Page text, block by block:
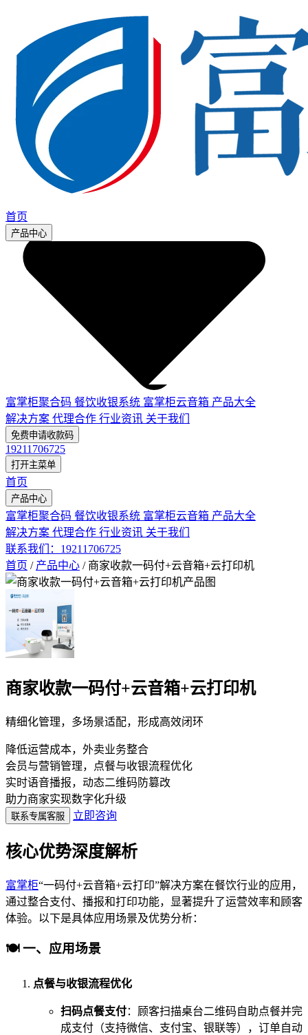
首页
产品中心
富掌柜聚合码 餐饮收银系统 富掌柜云音箱 产品大全
解决方案 代理合作 行业资讯 关于我们
免费申请收款码
19211706725
打开主菜单
首页
产品中心
富掌柜聚合码 餐饮收银系统 富掌柜云音箱 产品大全
解决方案 代理合作 行业资讯 关于我们
联系我们：19211706725
首页 / 产品中心 / 商家收款一码付+云音箱+云打印机
商家收款一码付+云音箱+云打印机
精细化管理，多场景适配，形成高效闭环
降低运营成本，外卖业务整合
会员与营销管理，点餐与收银流程优化
实时语音播报，动态二维码防篡改
助力商家实现数字化升级
联系专属客服 立即咨询
核心优势深度解析
富掌柜“一码付+云音箱+云打印”解决方案在餐饮行业的应用，
通过整合支付、播报和打印功能，显著提升了运营效率和顾客
体验。以下是具体应用场景及优势分析：
🍽️ 一、应用场景
点餐与收银流程优化
扫码点餐支付：顾客扫描桌台二维码自助点餐并完
成支付（支持微信、支付宝、银联等），订单自动